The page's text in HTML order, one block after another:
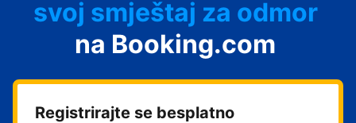
svoj smještaj za odmor
svoj privatni smještaj
svoj smještaj s doručkom
na Booking.com
Registrirajte se besplatno